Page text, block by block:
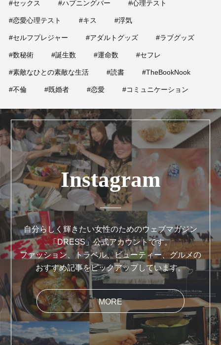
#セックス #ハプニングバー #心理テスト
#恋愛心理テスト #キス #浮気
#セルフプレジャー #アダルトグッズ #ラブグッズ
#数秘術 #誕生数 #運命数 #セフレ
#素敵なひとの素敵な生活 #読書 #TheBookNook
#不倫 #既婚者 #恋愛 #コミュニケーション
Instagram
自分らしく輝きたい女性のためのウェブマガジン
「DRESS」公式アカウントです。
ファッション、トラベル、ビューティー、グルメの
おすすめ記事をピックアップしています。
MORE